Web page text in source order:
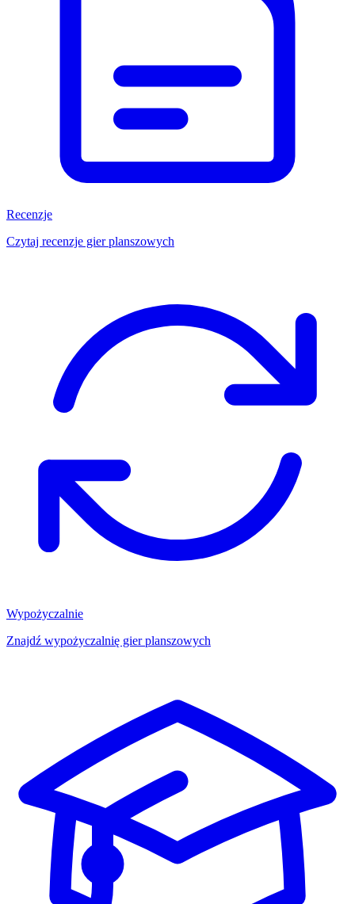
Recenzje
Czytaj recenzje gier planszowych
Wypożyczalnie
Znajdź wypożyczalnię gier planszowych